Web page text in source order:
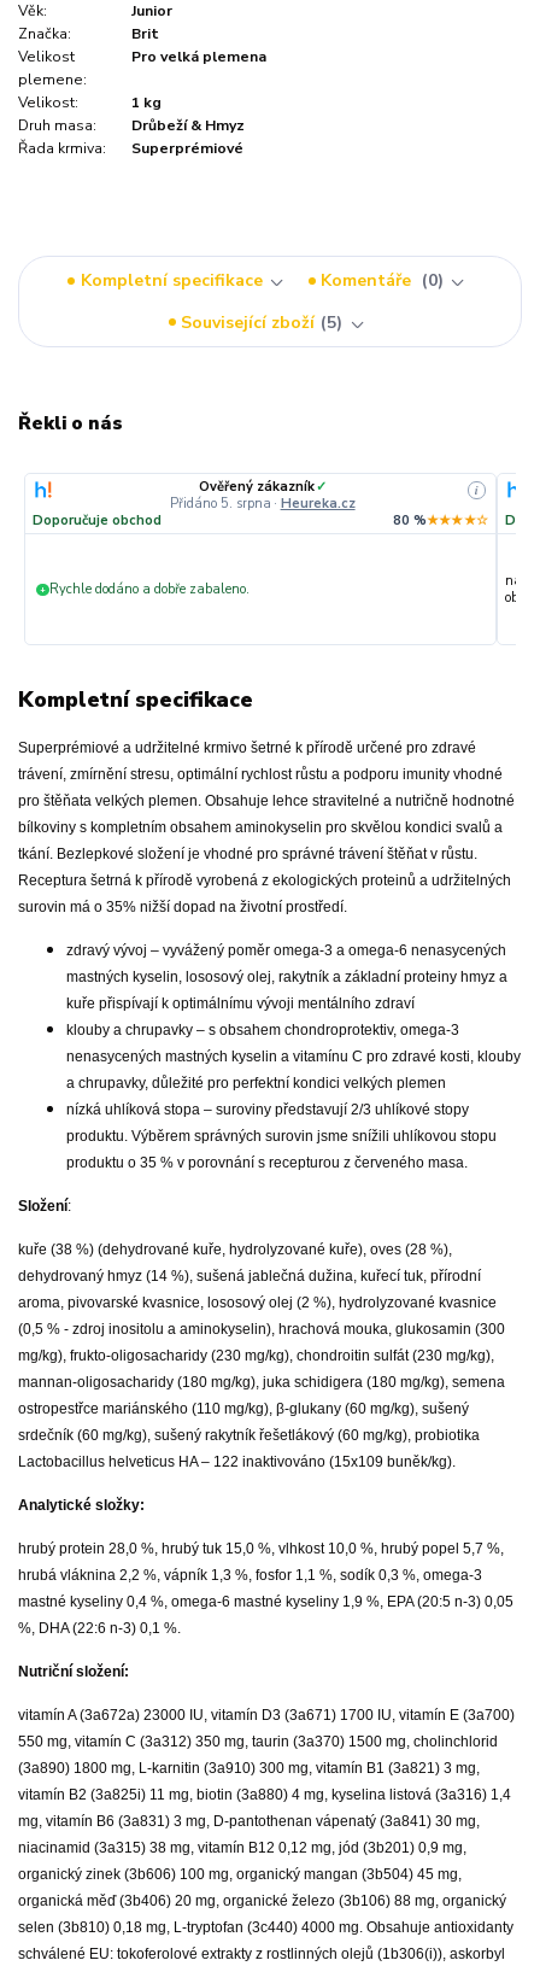
Věk:
Junior
Značka:
Brit
Velikost
plemene:
Pro velká plemena
Velikost:
1 kg
Druh masa:
Drůbeží & Hmyz
Řada krmiva:
Superprémiové
Kompletní specifikace Komentáře
0
Související zboží 5
Řekli o nás
Ověřený zákazník✓
Přidáno 5. srpna · Heureka.cz
i
Doporučuje obchod 80 %★★★★☆
+ Rychle dodáno a dobře zabaleno.
Kompletní specifikace
Superprémiové a udržitelné krmivo šetrné k přírodě určené pro zdravé
trávení, zmírnění stresu, optimální rychlost růstu a podporu imunity vhodné
pro štěňata velkých plemen. Obsahuje lehce stravitelné a nutričně hodnotné
bílkoviny s kompletním obsahem aminokyselin pro skvělou kondici svalů a
tkání. Bezlepkové složení je vhodné pro správné trávení štěňat v růstu.
Receptura šetrná k přírodě vyrobená z ekologických proteinů a udržitelných
surovin má o 35% nižší dopad na životní prostředí.
zdravý vývoj – vyvážený poměr omega-3 a omega-6 nenasycených
mastných kyselin, lososový olej, rakytník a základní proteiny hmyz a
kuře přispívají k optimálnímu vývoji mentálního zdraví
klouby a chrupavky – s obsahem chondroprotektiv, omega-3
nenasycených mastných kyselin a vitamínu C pro zdravé kosti, klouby
a chrupavky, důležité pro perfektní kondici velkých plemen
nízká uhlíková stopa – suroviny představují 2/3 uhlíkové stopy
produktu. Výběrem správných surovin jsme snížili uhlíkovou stopu
produktu o 35 % v porovnání s recepturou z červeného masa.
Složení:
kuře (38 %) (dehydrované kuře, hydrolyzované kuře), oves (28 %),
dehydrovaný hmyz (14 %), sušená jablečná dužina, kuřecí tuk, přírodní
aroma, pivovarské kvasnice, lososový olej (2 %), hydrolyzované kvasnice
(0,5 % - zdroj inositolu a aminokyselin), hrachová mouka, glukosamin (300
mg/kg), frukto-oligosacharidy (230 mg/kg), chondroitin sulfát (230 mg/kg),
mannan-oligosacharidy (180 mg/kg), juka schidigera (180 mg/kg), semena
ostropestřce mariánského (110 mg/kg), β-glukany (60 mg/kg), sušený
srdečník (60 mg/kg), sušený rakytník řešetlákový (60 mg/kg), probiotika
Lactobacillus helveticus HA – 122 inaktivováno (15x109 buněk/kg).
Analytické složky:
hrubý protein 28,0 %, hrubý tuk 15,0 %, vlhkost 10,0 %, hrubý popel 5,7 %,
hrubá vláknina 2,2 %, vápník 1,3 %, fosfor 1,1 %, sodík 0,3 %, omega-3
mastné kyseliny 0,4 %, omega-6 mastné kyseliny 1,9 %, EPA (20:5 n-3) 0,05
%, DHA (22:6 n-3) 0,1 %.
Nutriční složení:
vitamín A (3a672a) 23000 IU, vitamín D3 (3a671) 1700 IU, vitamín E (3a700)
550 mg, vitamín C (3a312) 350 mg, taurin (3a370) 1500 mg, cholinchlorid
(3a890) 1800 mg, L-karnitin (3a910) 300 mg, vitamín B1 (3a821) 3 mg,
vitamín B2 (3a825i) 11 mg, biotin (3a880) 4 mg, kyselina listová (3a316) 1,4
mg, vitamín B6 (3a831) 3 mg, D-pantothenan vápenatý (3a841) 30 mg,
niacinamid (3a315) 38 mg, vitamín B12 0,12 mg, jód (3b201) 0,9 mg,
organický zinek (3b606) 100 mg, organický mangan (3b504) 45 mg,
organická měď (3b406) 20 mg, organické železo (3b106) 88 mg, organický
selen (3b810) 0,18 mg, L-tryptofan (3c440) 4000 mg. Obsahuje antioxidanty
schválené EU: tokoferolové extrakty z rostlinných olejů (1b306(i)), askorbyl